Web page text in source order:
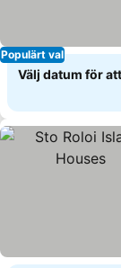
Populärt val
Välj datum för